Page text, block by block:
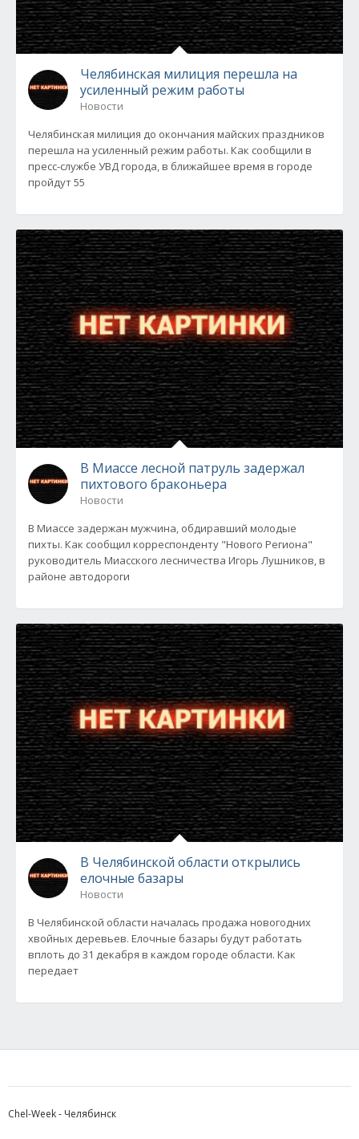
Челябинская милиция перешла на
усиленный режим работы
Новости
Челябинская милиция до окончания майских праздников
перешла на усиленный режим работы. Как сообщили в
пресс-службе УВД города, в ближайшее время в городе
пройдут 55
В Миассе лесной патруль задержал
пихтового браконьера
Новости
В Миассе задержан мужчина, обдиравший молодые
пихты. Как сообщил корреспонденту "Нового Региона"
руководитель Миасского лесничества Игорь Лушников, в
районе автодороги
В Челябинской области открылись
елочные базары
Новости
В Челябинской области началась продажа новогодних
хвойных деревьев. Елочные базары будут работать
вплоть до 31 декабря в каждом городе области. Как
передает
Chel-Week - Челябинск